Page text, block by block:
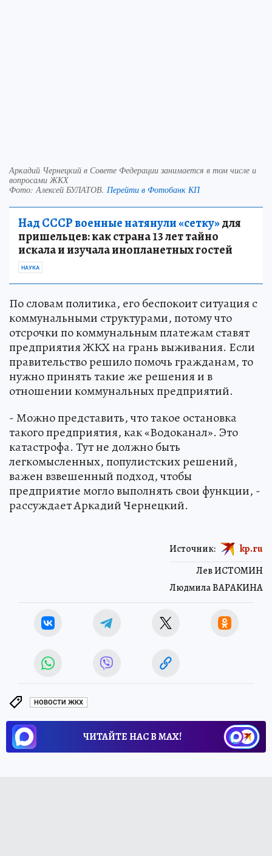
Аркадий Чернецкий в Совете Федерации занимается в том числе и
вопросами ЖКХ
Фото: Алексей БУЛАТОВ. Перейти в Фотобанк КП
Над СССР военные натянули «сетку»для
пришельцев: как страна 13 лет тайно
искала и изучала инопланетных гостей
НАУКА
По словам политика, его беспокоит ситуация с
коммунальными структурами, потому что
отсрочки по коммунальным платежам ставят
предприятия ЖКХ на грань выживания. Если
правительство решило помочь гражданам, то
нужно принять такие же решения и в
отношении коммунальных предприятий.
- Можно представить, что такое остановка
такого предприятия, как «Водоканал». Это
катастрофа. Тут не должно быть
легкомысленных, популистских решений,
важен взвешенный подход, чтобы
предприятие могло выполнять свои функции, -
рассуждает Аркадий Чернецкий.
Лев ИСТОМИН
Людмила ВАРАКИНА
Источник: kp.ru
НОВОСТИ ЖКХ
ЧИТАЙТЕ НАС В МАХ!